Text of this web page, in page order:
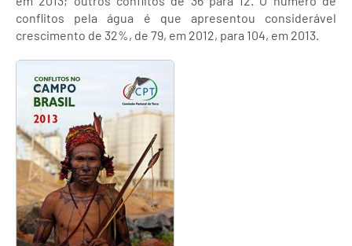
conflitos pela água é que apresentou considerável
crescimento de 32%, de 79, em 2012, para 104, em 2013.